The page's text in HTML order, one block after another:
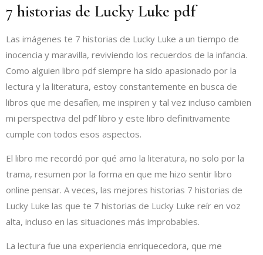
7 historias de Lucky Luke pdf
Las imágenes te 7 historias de Lucky Luke a un tiempo de
inocencia y maravilla, reviviendo los recuerdos de la infancia.
Como alguien libro pdf siempre ha sido apasionado por la
lectura y la literatura, estoy constantemente en busca de
libros que me desafíen, me inspiren y tal vez incluso cambien
mi perspectiva del pdf libro y este libro definitivamente
cumple con todos esos aspectos.
El libro me recordó por qué amo la literatura, no solo por la
trama, resumen por la forma en que me hizo sentir libro
online​ pensar. A veces, las mejores historias 7 historias de
Lucky Luke las que te 7 historias de Lucky Luke reír en voz
alta, incluso en las situaciones más improbables.
La lectura fue una experiencia enriquecedora, que me